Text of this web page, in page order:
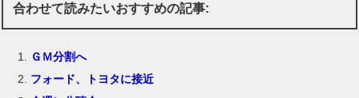
合わせて読みたいおすすめの記事:
ＧＭ分割へ
フォード、トヨタに接近